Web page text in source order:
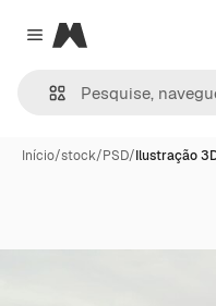
Close menu
Magnific
Início/stock/PSD/Ilustração